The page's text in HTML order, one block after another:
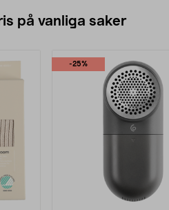
på vanliga saker
-25%